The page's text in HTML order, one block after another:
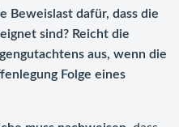
Beweislast dafür, dass die
sind? Reicht die
aus, wenn die
Folge eines